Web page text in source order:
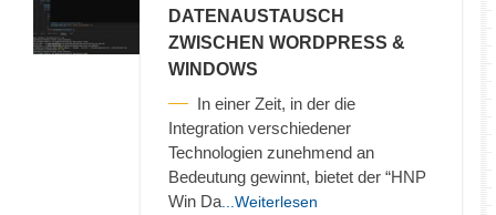
DATENAUSTAUSCH
ZWISCHEN WORDPRESS &
WINDOWS
In einer Zeit, in der die
Integration verschiedener
Technologien zunehmend an
Bedeutung gewinnt, bietet der “HNP
Win Da ...Weiterlesen